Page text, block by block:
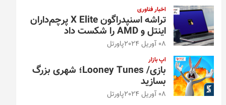
اخبار فناوری
تراشه اسنپدراگون X Elite پرچم‌داران
اینتل و AMD را شکست داد
08 آوریل 2024 پاورتل
اپ بازار
بازی/ Looney Tunes؛ شهری بزرگ
بسازید
08 آوریل 2024 پاورتل